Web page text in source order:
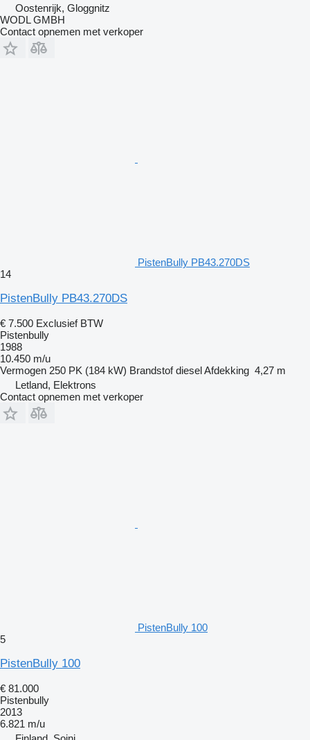
Oostenrijk, Gloggnitz
WODL GMBH
Contact opnemen met verkoper
PistenBully PB43.270DS
14
PistenBully PB43.270DS
€ 7.500 Exclusief BTW
Pistenbully
1988
10.450 m/u
Vermogen 250 PK (184 kW) Brandstof dieselAfdekking 4,27 m
Letland, Elektrons
Contact opnemen met verkoper
PistenBully 100
5
PistenBully 100
€ 81.000
Pistenbully
2013
6.821 m/u